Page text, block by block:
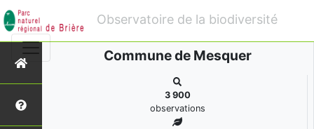
Observatoire de la biodiversité
Commune de Mesquer
3 900
observations